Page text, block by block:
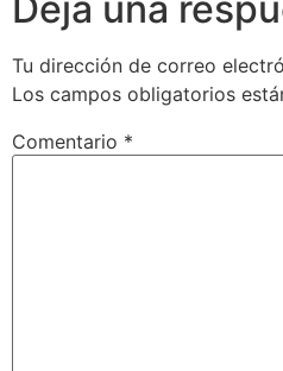
Tu dirección de correo
Los campos obligatorios
Comentario *